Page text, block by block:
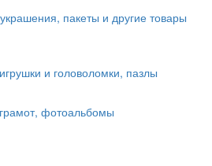
пакеты и другие товары
и головоломки, пазлы
фотоальбомы